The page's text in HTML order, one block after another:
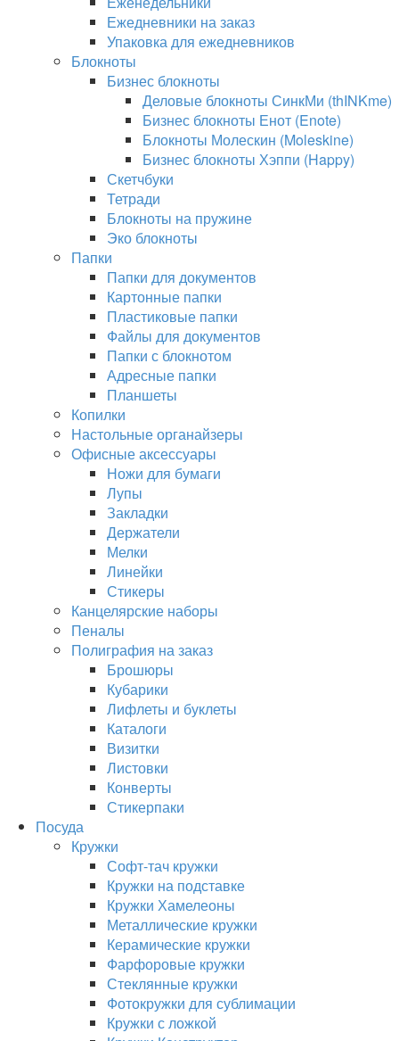
Ежедневники на заказ
Упаковка для ежедневников
Блокноты
Бизнес блокноты
Деловые блокноты СинкМи (thINKme)
Бизнес блокноты Енот (Enote)
Блокноты Молескин (Moleskine)
Бизнес блокноты Хэппи (Happy)
Скетчбуки
Тетради
Блокноты на пружине
Эко блокноты
Папки
Папки для документов
Картонные папки
Пластиковые папки
Файлы для документов
Папки с блокнотом
Адресные папки
Планшеты
Копилки
Настольные органайзеры
Офисные аксессуары
Ножи для бумаги
Лупы
Закладки
Держатели
Мелки
Линейки
Стикеры
Канцелярские наборы
Пеналы
Полиграфия на заказ
Брошюры
Кубарики
Лифлеты и буклеты
Каталоги
Визитки
Листовки
Конверты
Стикерпаки
Посуда
Кружки
Софт-тач кружки
Кружки на подставке
Кружки Хамелеоны
Металлические кружки
Керамические кружки
Фарфоровые кружки
Стеклянные кружки
Фотокружки для сублимации
Кружки с ложкой